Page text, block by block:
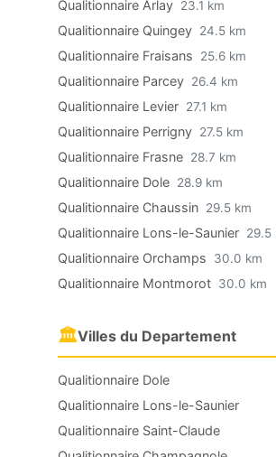
Qualitionnaire Arlay 23.1 km
Qualitionnaire Quingey 24.5 km
Qualitionnaire Fraisans 25.6 km
Qualitionnaire Parcey 26.4 km
Qualitionnaire Levier 27.1 km
Qualitionnaire Perrigny 27.5 km
Qualitionnaire Frasne 28.7 km
Qualitionnaire Dole 28.9 km
Qualitionnaire Chaussin 29.5 km
Qualitionnaire Lons-le-Saunier 29.5
Qualitionnaire Orchamps 30.0 km
Qualitionnaire Montmorot 30.0 km
🏛Villes du Departement
Qualitionnaire Dole
Qualitionnaire Lons-le-Saunier
Qualitionnaire Saint-Claude